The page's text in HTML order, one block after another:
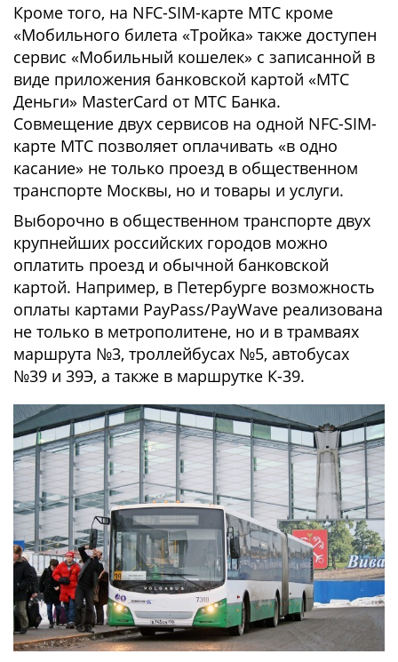
Кроме того, на NFC-SIM-карте МТС кроме
«Мобильного билета «Тройка» также доступен
сервис «Мобильный кошелек» с записанной в
виде приложения банковской картой «МТС
Деньги» MasterCard от МТС Банка.
Совмещение двух сервисов на одной NFC-SIM-
карте МТС позволяет оплачивать «в одно
касание» не только проезд в общественном
транспорте Москвы, но и товары и услуги.
Выборочно в общественном транспорте двух
крупнейших российских городов можно
оплатить проезд и обычной банковской
картой. Например, в Петербурге возможность
оплаты картами PayPass/PayWave реализована
не только в метрополитене, но и в трамваях
маршрута №3, троллейбусах №5, автобусах
№39 и 39Э, а также в маршрутке К-39.